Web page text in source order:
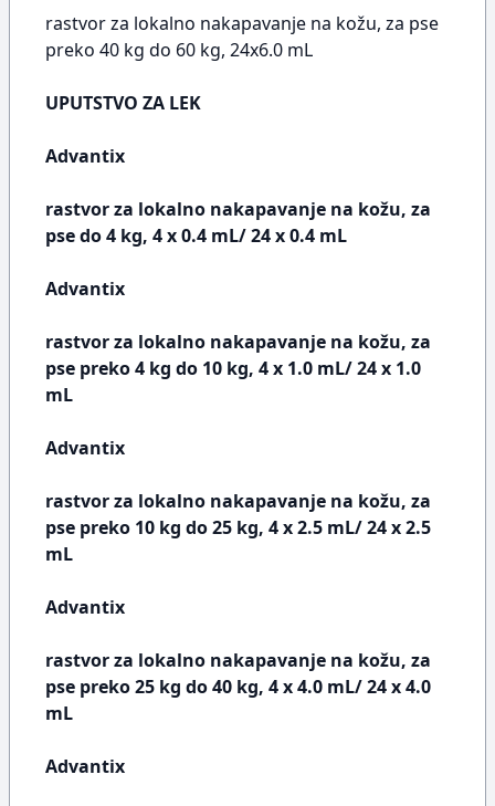
rastvor za lokalno nakapavanje na kožu, za pse
preko 40 kg do 60 kg, 24x6.0 mL
UPUTSTVO ZA LEK
Advantix
rastvor za lokalno nakapavanje na kožu, za
pse do 4 kg, 4 x 0.4 mL/ 24 x 0.4 mL
Advantix
rastvor za lokalno nakapavanje na kožu, za
pse preko 4 kg do 10 kg, 4 x 1.0 mL/ 24 x 1.0
mL
Advantix
rastvor za lokalno nakapavanje na kožu, za
pse preko 10 kg do 25 kg, 4 x 2.5 mL/ 24 x 2.5
mL
Advantix
rastvor za lokalno nakapavanje na kožu, za
pse preko 25 kg do 40 kg, 4 x 4.0 mL/ 24 x 4.0
mL
Advantix